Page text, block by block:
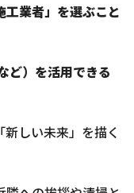
工業者」を選ぶこと
ど）を活用できる
しい未来」を描く